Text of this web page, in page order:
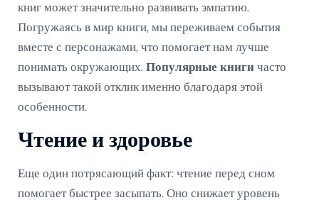
книг может значительно развивать эмпатию.
Погружаясь в мир книги, мы переживаем события
вместе с персонажами, что помогает нам лучше
понимать окружающих.
Популярные книги часто
вызывают такой отклик именно благодаря этой
особенности.
Чтение и здоровье
Еще один потрясающий факт: чтение перед сном
помогает быстрее засыпать. Оно снижает уровень